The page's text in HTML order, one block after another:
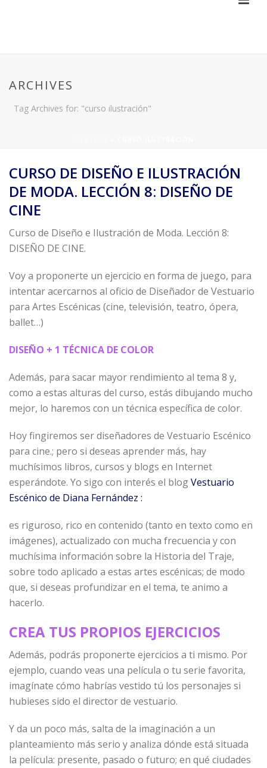
ARCHIVES
Tag Archives for: "curso ilustración"
CURSO DE DISEÑO E ILUSTRACIÓN
DE MODA. LECCIÓN 8: DISEÑO DE
CINE
Curso de Diseño e Ilustración de Moda. Lección 8:
DISEÑO DE CINE.
Voy a proponerte un ejercicio en forma de juego, para
intentar acercarnos al oficio de Diseñador de Vestuario
para Artes Escénicas (cine, televisión, teatro, ópera,
ballet…)
DISEÑO + 1 TÉCNICA DE COLOR
Además, para sacar mayor rendimiento al tema 8 y,
como a estas alturas del curso, estás dibujando mucho
mejor, lo haremos con un técnica específica de color.
Hoy fingiremos ser diseñadores de Vestuario Escénico
para cine.; pero si deseas aprender más, hay
muchísimos libros, cursos y blogs en Internet
esperándote. Yo sigo con interés el blogVestuario
Escénico de Diana Fernández :
es riguroso, rico en contenido (tanto en texto como en
imágenes), actualizado con mucha frecuencia y con
muchísima información sobre la Historia del Traje,
sobre todo aplicado a estas artes escénicas; de modo
que, si deseas profundizar en el tema, te animo a
hacerlo.
CREA TUS PROPIOS EJERCICIOS
Además, podrás proponerte ejercicios a ti mismo. Por
ejemplo, cuando veas una película o tu serie favorita,
imagínate cómo habrías vestido tú los personajes si
hubieses sido el director de vestuario.
Y da un poco más, salta de la imaginación a un
planteamiento más serio y analiza dónde está situada
la película: presente, pasado o futuro; en qué ciudades